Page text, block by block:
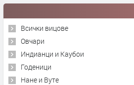
Всички вицове
Овчари
Индианци и Каубои
Годеници
Нане и Вуте